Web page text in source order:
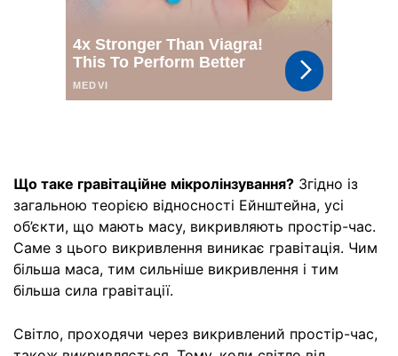
Що таке гравітаційне мікролінзування? Згідно із
загальною теорією відносності Ейнштейна, усі
об’єкти, що мають масу, викривляють простір-час.
Саме з цього викривлення виникає гравітація. Чим
більша маса, тим сильніше викривлення і тим
більша сила гравітації.
Світло, проходячи через викривлений простір-час,